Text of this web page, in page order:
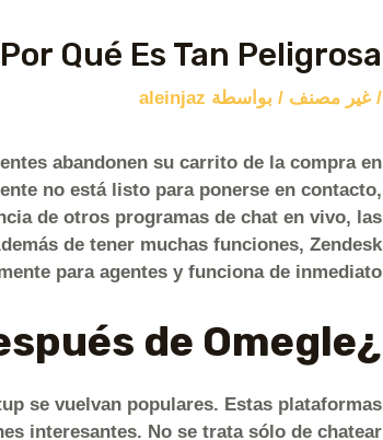
Qué Es Tan Peligrosa
/غير مصنف / بواسطة aleinjaz
abandonen su carrito de la compra en
no está listo para ponerse en contacto,
de otros programas de chat en vivo, las
de tener muchas funciones, Zendesk
para agentes y funciona de inmediato.
¿A dónde va la gente después de Omegle?
se vuelvan populares. Estas plataformas
interesantes. No se trata sólo de chatear